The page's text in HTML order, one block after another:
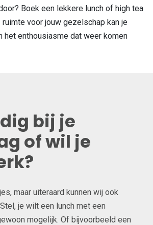
Boek een lekkere lunch of high tea
voor jouw gezelschap kan je
het enthousiasme dat weer komen
bij je
of wil je
maar uiteraard kunnen wij ook
je wilt een lunch met een
mogelijk. Of bijvoorbeeld een